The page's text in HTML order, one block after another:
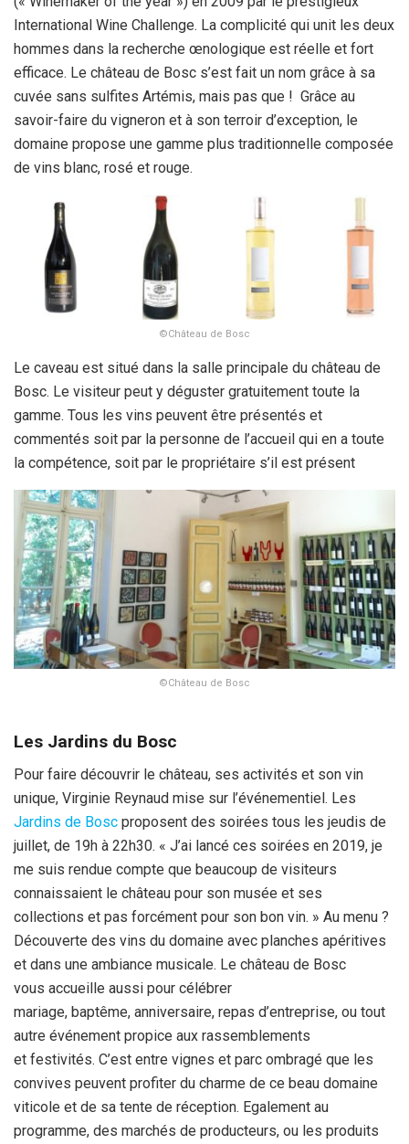
International Wine Challenge. La complicité qui unit les deux
hommes dans la recherche œnologique est réelle et fort
efficace. Le château de Bosc s’est fait un nom grâce à sa
cuvée sans sulfites Artémis, mais pas que ! Grâce au
savoir-faire du vigneron et à son terroir d’exception, le
domaine propose une gamme plus traditionnelle composée
de vins blanc, rosé et rouge.
©Château de Bosc
Le caveau est situé dans la salle principale du château de
Bosc. Le visiteur peut y déguster gratuitement toute la
gamme. Tous les vins peuvent être présentés et
commentés soit par la personne de l’accueil qui en a toute
la compétence, soit par le propriétaire s’il est présent
©Château de Bosc
Les Jardins du Bosc
Pour faire découvrir le château, ses activités et son vin
unique, Virginie Reynaud mise sur l’événementiel. Les
Jardins de Bosc proposent des soirées tous les jeudis de
juillet, de 19h à 22h30. « J’ai lancé ces soirées en 2019, je
me suis rendue compte que beaucoup de visiteurs
connaissaient le château pour son musée et ses
collections et pas forcément pour son bon vin. » Au menu ?
Découverte des vins du domaine avec planches apéritives
et dans une ambiance musicale. Le château de Bosc
vous accueille aussi pour célébrer
mariage, baptême, anniversaire, repas d’entreprise, ou tout
autre événement propice aux rassemblements
et festivités. C’est entre vignes et parc ombragé que les
convives peuvent profiter du charme de ce beau domaine
viticole et de sa tente de réception. Egalement au
programme, des marchés de producteurs, ou les produits